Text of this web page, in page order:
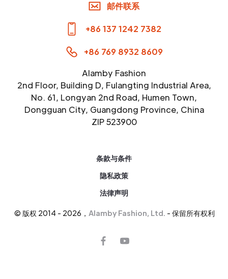
邮件联系
+86 137 1242 7382
+86 769 8932 8609
Alamby Fashion
2nd Floor, Building D, Fulangting Industrial Area,
No. 61, Longyan 2nd Road, Humen Town,
Dongguan City, Guangdong Province, China
ZIP 523900
条款与条件
隐私政策
法律声明
© 版权 2014 - 2026， Alamby Fashion, Ltd. - 保留所有权利